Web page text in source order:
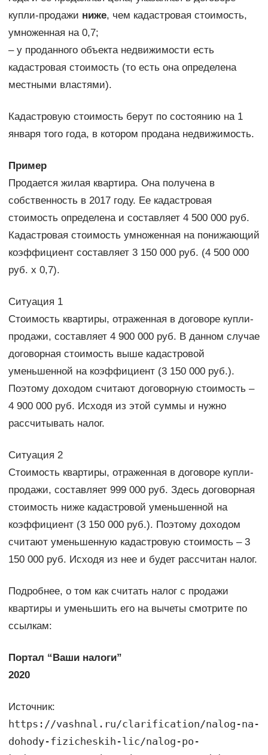
купли-продажи ниже, чем кадастровая стоимость,
умноженная на 0,7;
– у проданного объекта недвижимости есть
кадастровая стоимость (то есть она определена
местными властями).
Кадастровую стоимость берут по состоянию на 1
января того года, в котором продана недвижимость.
Пример
Продается жилая квартира. Она получена в
собственность в 2017 году. Ее кадастровая
стоимость определена и составляет 4 500 000 руб.
Кадастровая стоимость умноженная на понижающий
коэффициент составляет 3 150 000 руб. (4 500 000
руб. х 0,7).
Ситуация 1
Стоимость квартиры, отраженная в договоре купли-
продажи, составляет 4 900 000 руб. В данном случае
договорная стоимость выше кадастровой
уменьшенной на коэффициент (3 150 000 руб.).
Поэтому доходом считают договорную стоимость –
4 900 000 руб. Исходя из этой суммы и нужно
рассчитывать налог.
Ситуация 2
Стоимость квартиры, отраженная в договоре купли-
продажи, составляет 999 000 руб. Здесь договорная
стоимость ниже кадастровой уменьшенной на
коэффициент (3 150 000 руб.). Поэтому доходом
считают уменьшенную кадастровую стоимость – 3
150 000 руб. Исходя из нее и будет рассчитан налог.
Подробнее, о том как считать налог с продажи
квартиры и уменьшить его на вычеты смотрите по
ссылкам:
Портал “Ваши налоги”
2020
Источник:
https://vashnal.ru/clarification/nalog-na-
dohody-fizicheskih-lic/nalog-po-